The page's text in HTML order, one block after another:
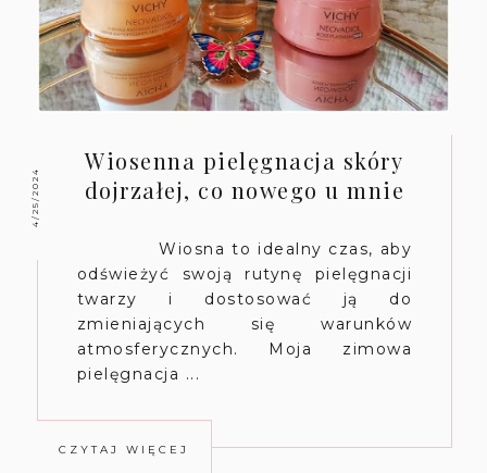
4/25/2024
Wiosenna pielęgnacja skóry
dojrzałej, co nowego u mnie
Wiosna to idealny czas, aby
odświeżyć swoją rutynę pielęgnacji
twarzy i dostosować ją do
zmieniających się warunków
atmosferycznych. Moja zimowa
pielęgnacja ...
CZYTAJ WIĘCEJ